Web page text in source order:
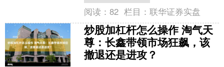
阅读：82 栏目：联华证券实盘
炒股加杠杆怎么操作 淘气天
尊：长鑫带领市场狂飙，该
撤退还是进攻？